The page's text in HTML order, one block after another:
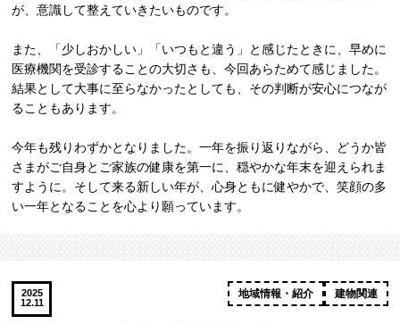
が、意識して整えていきたいものです。
また、「少しおかしい」「いつもと違う」と感じたときに、早めに
医療機関を受診することの大切さも、今回あらためて感じました。
結果として大事に至らなかったとしても、その判断が安心につなが
ることもあります。
今年も残りわずかとなりました。一年を振り返りながら、どうか皆
さまがご自身とご家族の健康を第一に、穏やかな年末を迎えられま
すように。そして来る新しい年が、心身ともに健やかで、笑顔の多
い一年となることを心より願っています。
2025
12.11
地域情報・紹介 建物関連